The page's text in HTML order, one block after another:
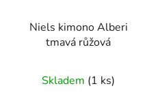
Niels kimono Alberi
tmavá růžová
Skladem (1 ks)